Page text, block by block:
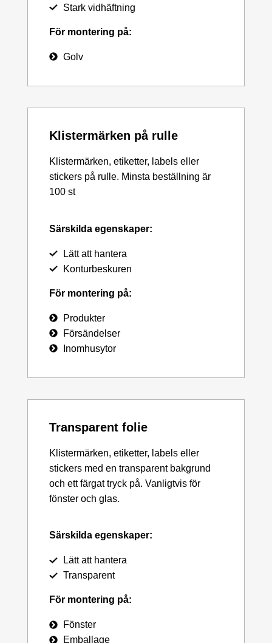
Stark vidhäftning
För montering på:
Golv
Klistermärken på rulle
Klistermärken, etiketter, labels eller
stickers på rulle. Minsta beställning är
100 st
Särskilda egenskaper:
Lätt att hantera
Konturbeskuren
För montering på:
Produkter
Försändelser
Inomhusytor
Transparent folie
Klistermärken, etiketter, labels eller
stickers med en transparent bakgrund
och ett färgat tryck på. Vanligtvis för
fönster och glas.
Särskilda egenskaper:
Lätt att hantera
Transparent
För montering på:
Fönster
Emballage